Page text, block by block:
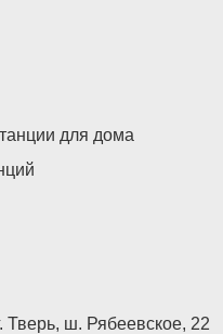
для дома
Тверь, ш. Рябеевское, 22